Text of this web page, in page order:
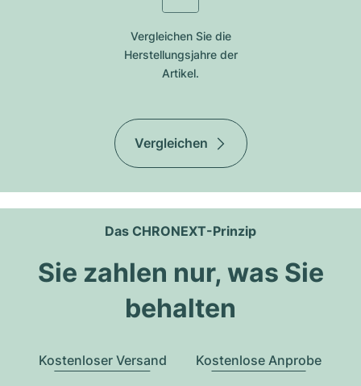
Vergleichen Sie die
Herstellungsjahre der
Artikel.
Vergleichen
Das CHRONEXT-Prinzip
Sie zahlen nur, was Sie
behalten
Kostenloser Versand Kostenlose Anprobe